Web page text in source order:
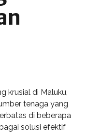
krusial di Maluku,
tenaga yang
di beberapa
solusi efektif